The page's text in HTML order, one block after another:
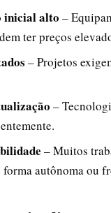
inicial alto –
ter preços
– Projetos
–
– Muitos
autônoma ou